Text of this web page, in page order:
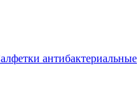
антибактериальные